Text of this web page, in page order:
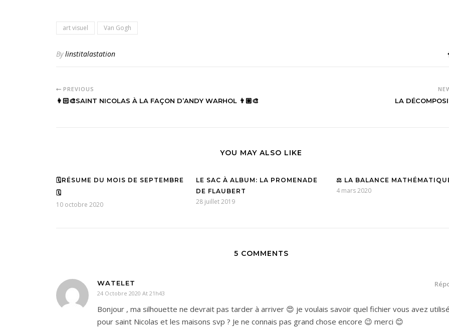
art visuel Van Gogh
Bylinstitalastation
PREVIOUS
👩🏻‍🎨SAINT NICOLAS À LA FAÇON D’ANDY WARHOL 👨🏼‍🎨 LA
YOU MAY ALSO LIKE
🗓RÉSUME DU MOIS DE SEPTEMBRE
🗓
10 octobre 2020
LE SAC À ALBUM: LA PROMENADE
DE FLAUBERT
28 juillet 2019
⚖️ LA BALANCE
4 mars 2020
5 COMMENTS
WATELET
24 Octobre 2020 At 21h43
Bonjour , ma silhouette ne devrait pas tarder à arriver 😍 je voulais savoir quel fichier vous avez utilisé
pour saint Nicolas et les maisons svp ? Je ne connais pas grand chose encore 😉 merci 😊